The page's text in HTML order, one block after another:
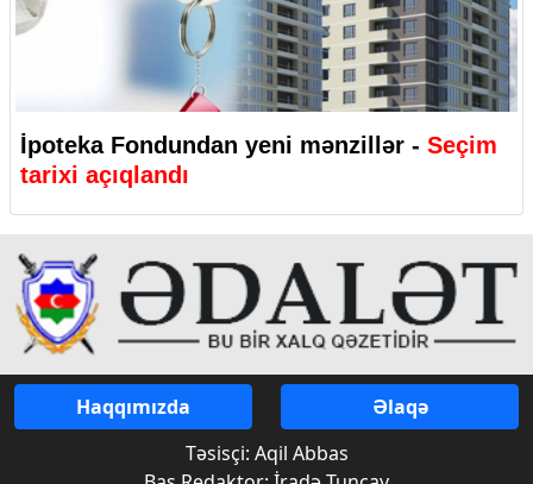
İpoteka Fondundan yeni mənzillər - Seçim
tarixi açıqlandı
Haqqımızda
Əlaqə
Təsisçi: Aqil Abbas